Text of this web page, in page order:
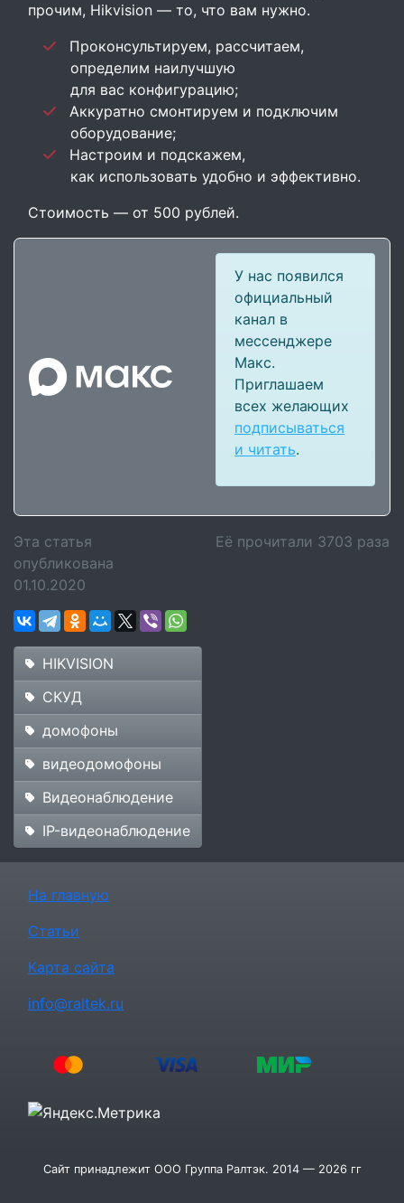
прочим, Hikvision — то, что вам нужно.
Проконсультируем, рассчитаем,
определим наилучшую
для вас конфигурацию
Аккуратно смонтируем и подключим
оборудование
Настроим и подскажем,
как использовать удобно и эффективно
Стоимость — от 500 рублей.
У нас появился
официальный
канал в
мессенджере
Макс.
Приглашаем
всех желающих
подписываться
и читать.
Эта статья
опубликована
01.10.2020
Её прочитали 3703 раза
HIKVISION
СКУД
домофоны
видеодомофоны
Видеонаблюдение
IP-видеонаблюдение
На главную
Статьи
Карта сайта
info@raltek.ru
Сайт принадлежит ООО Группа Ралтэк. 2014 — 2026 гг